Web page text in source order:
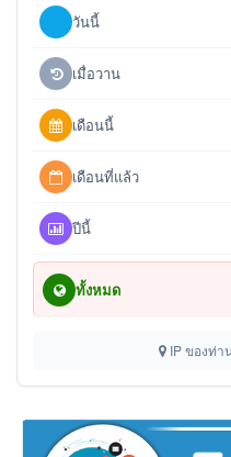
วันนี้
เมื่อวาน
เดือนนี้
เดือนที่แล้ว
ปีนี้
ทั้งหมด
IP ของท่า